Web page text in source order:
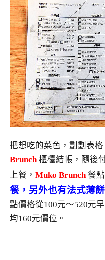
把想吃的菜色，劃劃表
Brunch 櫃檯結帳，隨後
上餐， Muko Brunch 餐
餐，另外也有法式薄
點價格從100元～520元
均160元價位。